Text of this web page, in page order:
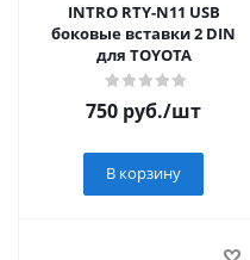
INTRO RTY-N11 USB
боковые вставки 2 DIN
для TOYOTA
750 руб./шт
В корзину